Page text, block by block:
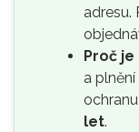
adresu.
Proč
a
let.